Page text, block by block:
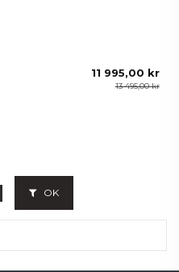
11 995,00 kr
13 495,00 kr
OK